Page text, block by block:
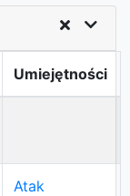
Umiejętności
Atak